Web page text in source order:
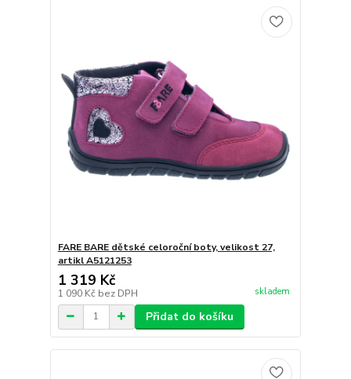
FARE BARE dětské celoroční boty, velikost 27,
artikl A5121253
1 319 Kč
1 090 Kč bez DPH skladem
Přidat do košíku